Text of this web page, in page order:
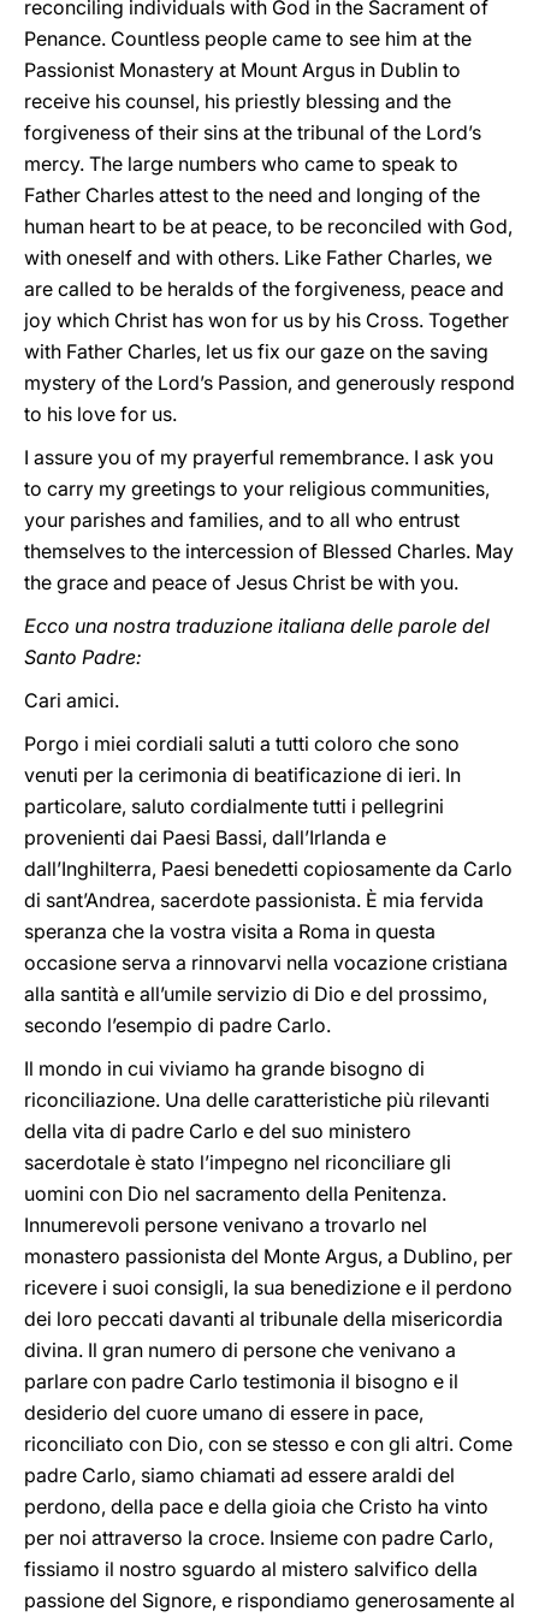
reconciling individuals with God in the Sacrament of
Penance. Countless people came to see him at the
Passionist Monastery at Mount Argus in Dublin to
receive his counsel, his priestly blessing and the
forgiveness of their sins at the tribunal of the Lord’s
mercy. The large numbers who came to speak to
Father Charles attest to the need and longing of the
human heart to be at peace, to be reconciled with God,
with oneself and with others. Like Father Charles, we
are called to be heralds of the forgiveness, peace and
joy which Christ has won for us by his Cross. Together
with Father Charles, let us fix our gaze on the saving
mystery of the Lord’s Passion, and generously respond
to his love for us.
I assure you of my prayerful remembrance. I ask you
to carry my greetings to your religious communities,
your parishes and families, and to all who entrust
themselves to the intercession of Blessed Charles. May
the grace and peace of Jesus Christ be with you.
Ecco una nostra traduzione italiana delle parole del
Santo Padre:
Cari amici.
Porgo i miei cordiali saluti a tutti coloro che sono
venuti per la cerimonia di beatificazione di ieri. In
particolare, saluto cordialmente tutti i pellegrini
provenienti dai Paesi Bassi, dall’Irlanda e
dall’Inghilterra, Paesi benedetti copiosamente da Carlo
di sant’Andrea, sacerdote passionista. È mia fervida
speranza che la vostra visita a Roma in questa
occasione serva a rinnovarvi nella vocazione cristiana
alla santità e all’umile servizio di Dio e del prossimo,
secondo l’esempio di padre Carlo.
Il mondo in cui viviamo ha grande bisogno di
riconciliazione. Una delle caratteristiche più rilevanti
della vita di padre Carlo e del suo ministero
sacerdotale è stato l’impegno nel riconciliare gli
uomini con Dio nel sacramento della Penitenza.
Innumerevoli persone venivano a trovarlo nel
monastero passionista del Monte Argus, a Dublino, per
ricevere i suoi consigli, la sua benedizione e il perdono
dei loro peccati davanti al tribunale della misericordia
divina. Il gran numero di persone che venivano a
parlare con padre Carlo testimonia il bisogno e il
desiderio del cuore umano di essere in pace,
riconciliato con Dio, con se stesso e con gli altri. Come
padre Carlo, siamo chiamati ad essere araldi del
perdono, della pace e della gioia che Cristo ha vinto
per noi attraverso la croce. Insieme con padre Carlo,
fissiamo il nostro sguardo al mistero salvifico della
passione del Signore, e rispondiamo generosamente al